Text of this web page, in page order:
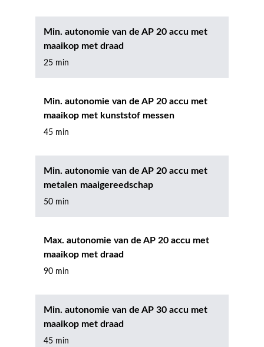
Min. autonomie van de AP 20 accu met
maaikop met draad
25 min
Min. autonomie van de AP 20 accu met
maaikop met kunststof messen
45 min
Min. autonomie van de AP 20 accu met
metalen maaigereedschap
50 min
Max. autonomie van de AP 20 accu met
maaikop met draad
90 min
Min. autonomie van de AP 30 accu met
maaikop met draad
45 min